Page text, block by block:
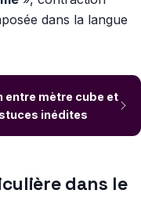
dans la langue
entre mètre cube et
inédites
dans le